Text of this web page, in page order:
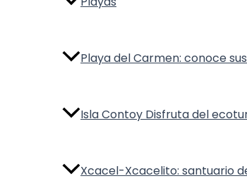
Playa del Carmen: conoce
Isla Contoy Disfruta del
Xcacel-Xcacelito: santuario